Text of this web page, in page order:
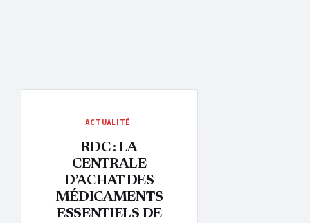
ACTUALITÉ
RDC : LA
CENTRALE
D’ACHAT DES
MÉDICAMENTS
ESSENTIELS DE